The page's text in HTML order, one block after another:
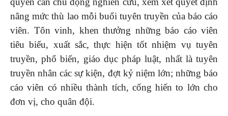
nâng mức thù lao mỗi buổi tuyên truyền của báo cáo
viên. Tôn vinh, khen thưởng những báo cáo viên
tiêu biểu, xuất sắc, thực hiện tốt nhiệm vụ tuyên
truyền, phổ biến, giáo dục pháp luật, nhất là tuyên
truyền nhân các sự kiện, đợt kỷ niệm lớn; những báo
cáo viên có nhiều thành tích, cống hiến to lớn cho
đơn vị, cho quân đội.